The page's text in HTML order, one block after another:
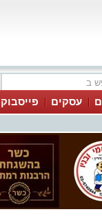
עסקים
פייסבוק